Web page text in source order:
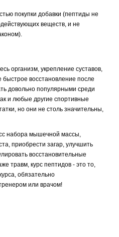
покупки добавки (пептиды не
веществ, и не
организм, укрепление суставов,
восстановление после
довольно популярными среди
и любые другие спортивные
но они не столь значительны,
набора мышечной массы,
приобрести загар, улучшить
восстановительные
травм, курс пептидов - это то,
обязательно
или врачом!